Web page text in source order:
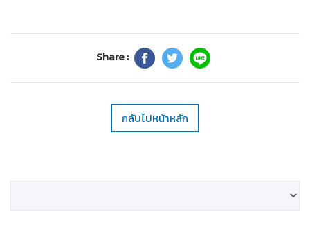
Share :
กลับไปหน้าหลัก